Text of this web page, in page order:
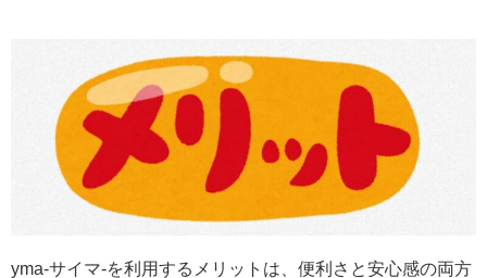
yma-サイマ-を利用するメリットは、便利さと安心感の両方